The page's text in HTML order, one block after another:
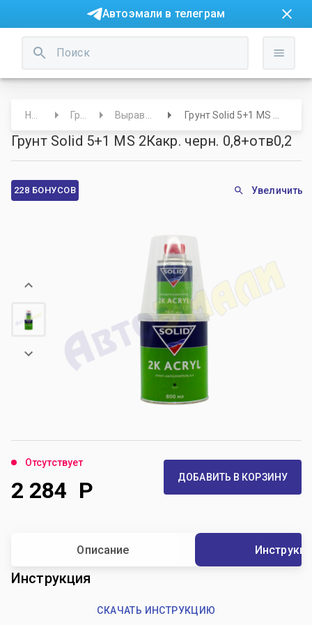
Автоэмали в телеграм
Грунт Solid 5+1 MS 2Какр. черн. 0,8+отв0,2
228 БОНУСОВ Увеличить
Отсутствует
2 284 Р ДОБАВИТЬ В КОРЗИНУ
Описание
Инструкция
СКАЧАТЬ ИНСТРУКЦИЮ